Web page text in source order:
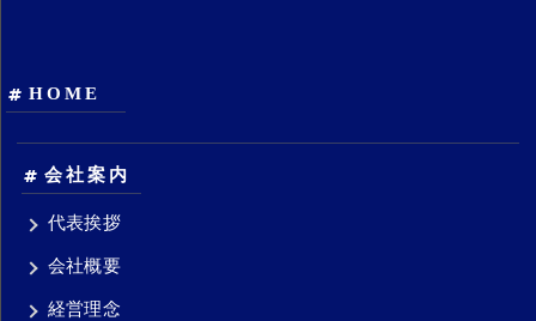
HOME
会社案内
代表挨拶
会社概要
経営理念